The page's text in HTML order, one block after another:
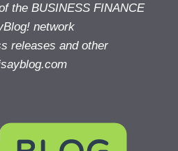
the BUSINESS FINANCE
network
releases and other